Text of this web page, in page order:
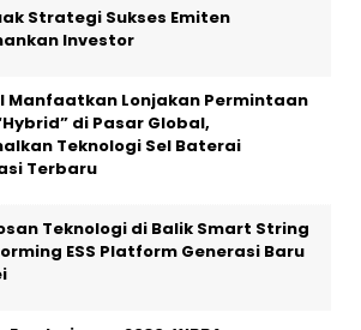
Strategi Sukses Emiten
Investor
Manfaatkan Lonjakan Permintaan
di Pasar Global,
Teknologi Sel Baterai
Terbaru
Teknologi di Balik Smart String
ESS Platform Generasi Baru